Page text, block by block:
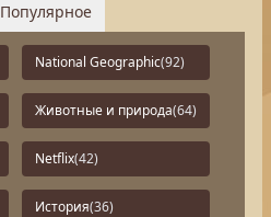
Популярное
National Geographic(92)
Животные и природа(64)
Netflix(42)
История(36)